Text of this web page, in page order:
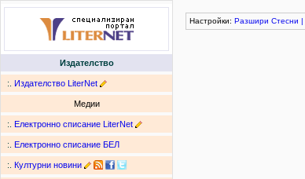
Издателство
:. Издателство LiterNet
Медии
:. Електронно списание LiterNet
:. Електронно списание БЕЛ
:. Културни новини
Настройки: Разшири Стесни |